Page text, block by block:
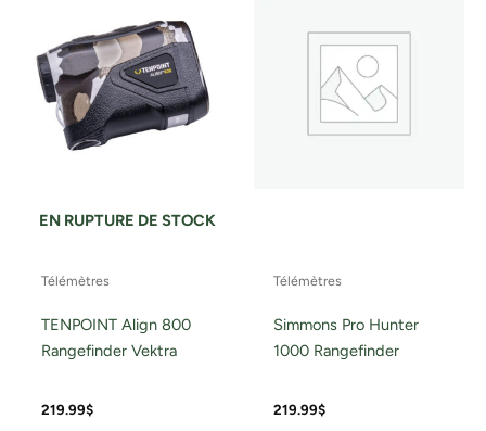
EN RUPTURE DE STOCK
Télémètres
TENPOINT Align 800
Rangefinder Vektra
219.99$
Télémètres
Simmons Pro Hunter
1000 Rangefinder
219.99$